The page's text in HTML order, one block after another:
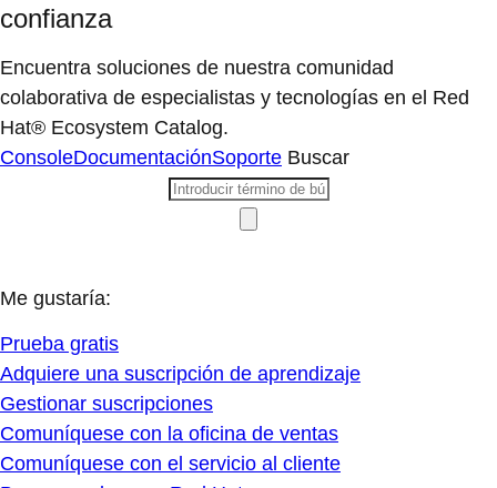
confianza
Encuentra soluciones de nuestra comunidad
colaborativa de especialistas y tecnologías en el Red
Hat® Ecosystem Catalog.
ConsoleDocumentaciónSoporte Buscar
Me gustaría:
Prueba gratis
Adquiere una suscripción de aprendizaje
Gestionar suscripciones
Comuníquese con la oficina de ventas
Comuníquese con el servicio al cliente